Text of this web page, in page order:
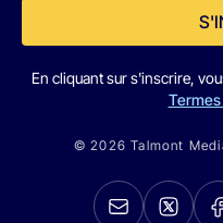
En cliquant sur s'inscrire,
© 2026 Talmont